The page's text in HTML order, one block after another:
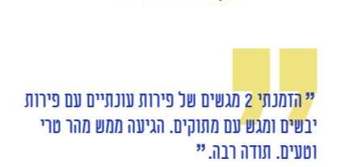
הזמנתי 2 מגשים של פירות עונתיים עם פירות
יבשים ומגש עם מתוקים. הגיעה ממש מהר טרי
וטעים. תודה רבה.